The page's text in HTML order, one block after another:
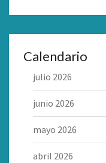
Calendario
julio 2026
junio 2026
mayo 2026
abril 2026